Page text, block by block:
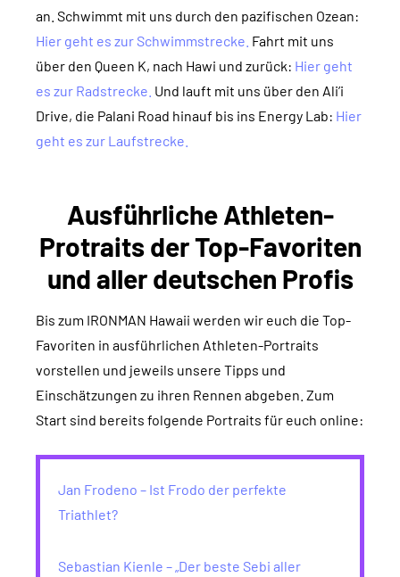
an. Schwimmt mit uns durch den pazifischen Ozean:
Hier geht es zur Schwimmstrecke. Fahrt mit uns
über den Queen K, nach Hawi und zurück: Hier geht
es zur Radstrecke. Und lauft mit uns über den Ali’i
Drive, die Palani Road hinauf bis ins Energy Lab: Hier
geht es zur Laufstrecke.
Ausführliche Athleten-
Protraits der Top-Favoriten
und aller deutschen Profis
Bis zum IRONMAN Hawaii werden wir euch die Top-
Favoriten in ausführlichen Athleten-Portraits
vorstellen und jeweils unsere Tipps und
Einschätzungen zu ihren Rennen abgeben. Zum
Start sind bereits folgende Portraits für euch online:
Jan Frodeno – Ist Frodo der perfekte
Triathlet?
Sebastian Kienle – „Der beste Sebi aller